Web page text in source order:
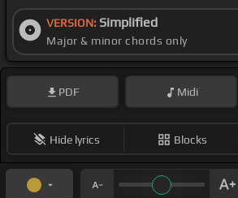
VERSION: Simplified
Major & minor chords only
PDF Midi
Hide lyrics Blocks